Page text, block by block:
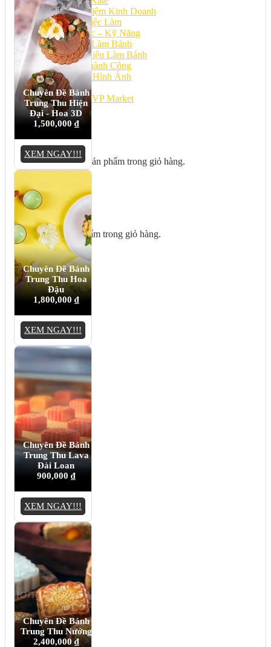
Kinh Nghiệm Kinh Doanh
Cơ Hội Việc Làm
Kiến Thức – Kỹ Năng
Dụng Cụ Làm Bánh
Nguyên Liệu Làm Bánh
Gương Thành Công
Thư Viện Hình Ảnh
Hỏi Đáp
Siêu thị ĐVP Market
Việc Làm
Chưa có sản phẩm trong giỏ hàng.
Giỏ hàng
Chưa có sản phẩm trong giỏ hàng.
Chuyên Đề Bánh
Trung Thu Hiện
Đại - Hoa 3D
1,500,000₫
XEM NGAY!!!
Chuyên Đề Bánh
Trung Thu Hoa
Đậu
1,800,000 ₫
XEM NGAY!!!
Chuyên Đề Bánh
Trung Thu Lava
Đài Loan
900,000 ₫
XEM NGAY!!!
Chuyên Đề Bánh
Trung Thu Nướng
2,400,000₫